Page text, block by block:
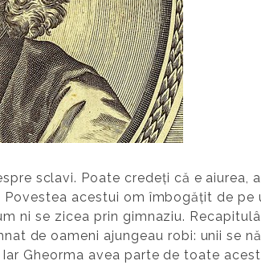
sclavi. Poate credeți că e aiurea,
acestui om îmbogățit de pe
ni se zicea prin gimnaziu.
de oameni ajungeau robi: unii se
Gheorma avea parte de toate